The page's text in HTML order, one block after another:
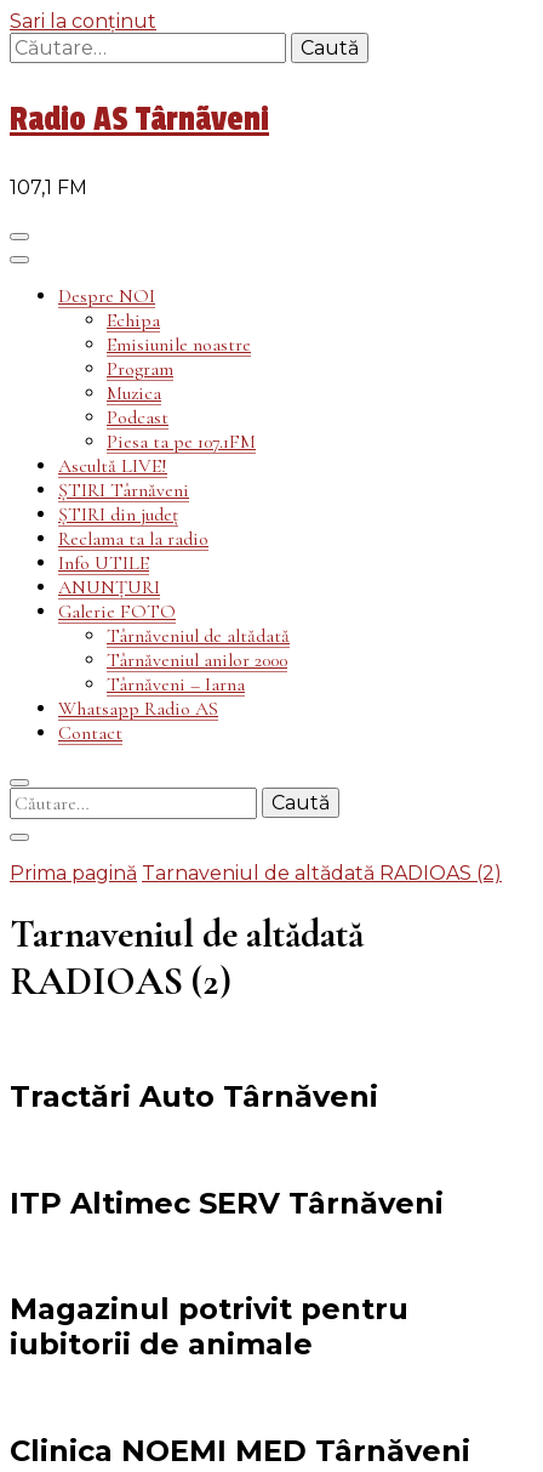
Sari la conținut
Caută
după:
Radio AS Târnãveni
107,1 FM
Despre NOI
Echipa
Emisiunile noastre
Program
Muzica
Podcast
Piesa ta pe 107.1FM
Ascultă LIVE!
ȘTIRI Târnăveni
ȘTIRI din județ
Reclama ta la radio
Info UTILE
ANUNȚURI
Galerie FOTO
Târnăveniul de altădată
Târnăveniul anilor 2000
Târnăveni – Iarna
Whatsapp Radio AS
Contact
Caută
după:
Prima pagină Tarnaveniul de altădată RADIOAS (2)
Tarnaveniul de altădată
RADIOAS (2)
Tractări Auto Târnăveni
ITP Altimec SERV Târnăveni
Magazinul potrivit pentru
iubitorii de animale
Clinica NOEMI MED Târnăveni